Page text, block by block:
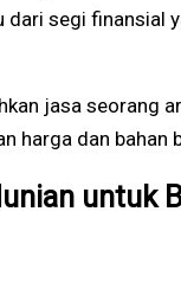
dari segi
jasa seorang
harga dan bahan
untuk